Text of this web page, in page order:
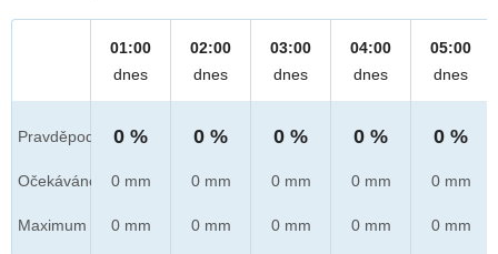
Pravděpod.
Očekáváno
Maximum
01:00
dnes
0 %
0 mm
0 mm
02:00
dnes
0 %
0 mm
0 mm
03:00
dnes
0 %
0 mm
0 mm
04:00
dnes
0 %
0 mm
0 mm
05:00
dnes
0 %
0 mm
0 mm